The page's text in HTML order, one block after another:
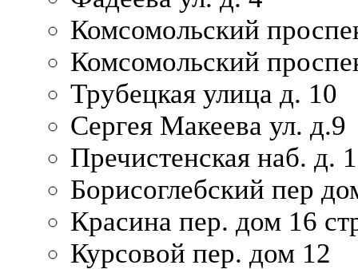
Комсомольский
Комсомольский
Трубецкая улица д. 10
Сергея Макеева ул. д.9
Пречистенская наб. д.
Борисоглебский пер
Красина пер. дом 16
Курсовой пер. дом 12